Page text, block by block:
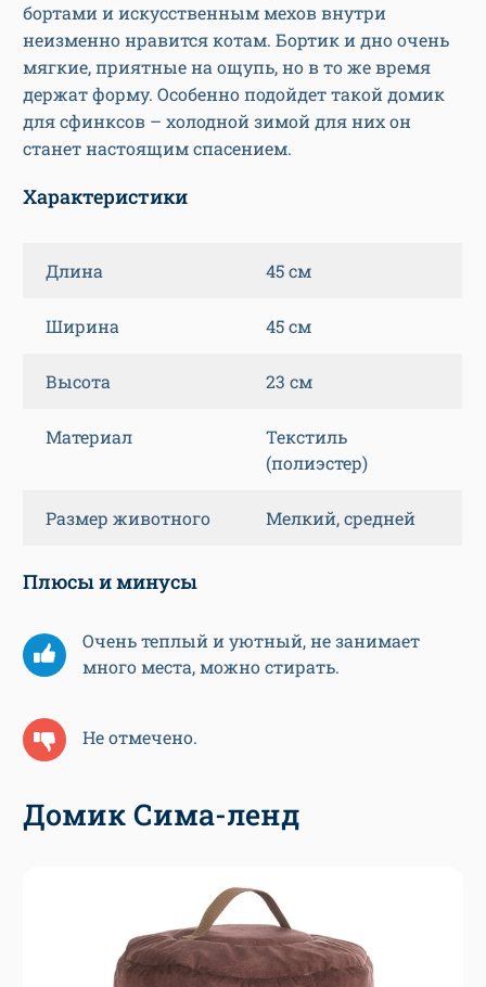
бортами и искусственным мехов внутри
неизменно нравится котам. Бортик и дно очень
мягкие, приятные на ощупь, но в то же время
держат форму. Особенно подойдет такой домик
для сфинксов – холодной зимой для них он
станет настоящим спасением.
Характеристики
Длина 45 см
Ширина 45 см
Высота 23 см
Материал
Текстиль
(полиэстер)
Размер животного Мелкий, средней
Плюсы и минусы
Очень теплый и уютный, не занимает
много места, можно стирать.
Не отмечено.
Домик Сима-ленд